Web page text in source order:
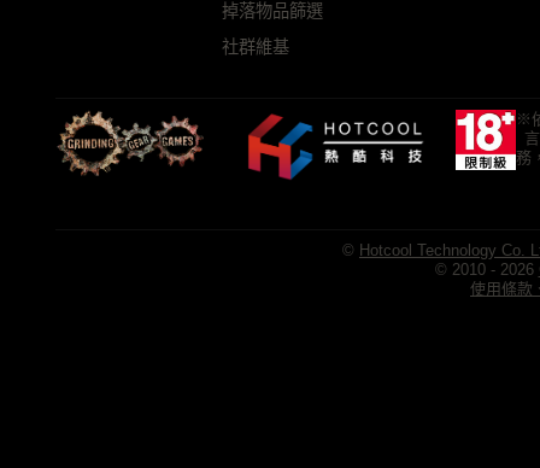
掉落物品篩選
社群維基
※
務
© Hotcool Technology Co.
© 2010 - 2026
使用條款